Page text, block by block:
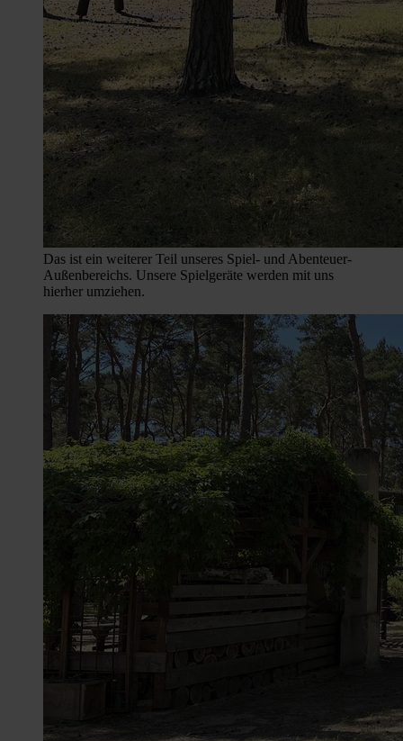
Das ist ein weiterer Teil unseres Spiel- und Abenteuer-
Außenbereichs. Unsere Spielgeräte werden mit uns
hierher umziehen.